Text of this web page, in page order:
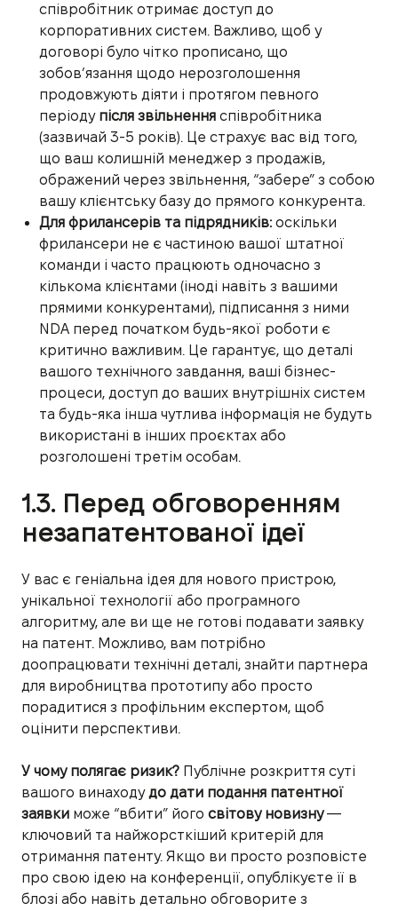
співробітник отримає доступ до
корпоративних систем. Важливо, щоб у
договорі було чітко прописано, що
зобов’язання щодо нерозголошення
продовжують діяти і протягом певного
періоду після звільнення співробітника
(зазвичай 3-5 років). Це страхує вас від того,
що ваш колишній менеджер з продажів,
ображений через звільнення, “забере” з собою
вашу клієнтську базу до прямого конкурента.
Для фрилансерів та підрядників:оскільки
фрилансери не є частиною вашої штатної
команди і часто працюють одночасно з
кількома клієнтами (іноді навіть з вашими
прямими конкурентами), підписання з ними
NDA перед початком будь-якої роботи є
критично важливим. Це гарантує, що деталі
вашого технічного завдання, ваші бізнес-
процеси, доступ до ваших внутрішніх систем
та будь-яка інша чутлива інформація не будуть
використані в інших проєктах або
розголошені третім особам.
1.3. Перед обговоренням
незапатентованої ідеї
У вас є геніальна ідея для нового пристрою,
унікальної технології або програмного
алгоритму, але ви ще не готові подавати заявку
на патент. Можливо, вам потрібно
доопрацювати технічні деталі, знайти партнера
для виробництва прототипу або просто
порадитися з профільним експертом, щоб
оцінити перспективи.
У чому полягає ризик? Публічне розкриття суті
вашого винаходудо дати подання патентної
заявки може “вбити” його світову новизну—
ключовий та найжорсткіший критерій для
отримання патенту. Якщо ви просто розповісте
про свою ідею на конференції, опублікуєте її в
блозі або навіть детально обговорите з